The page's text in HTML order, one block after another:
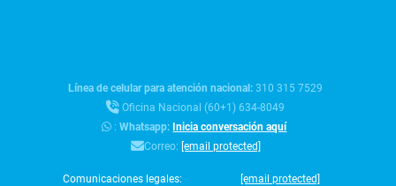
Línea de celular para atención nacional:310 315 7529
Oficina Nacional (60+1) 634-8049
:Whatsapp:Inicia conversación aquí
Correo: [email protected]
Comunicaciones legales: [email protected]